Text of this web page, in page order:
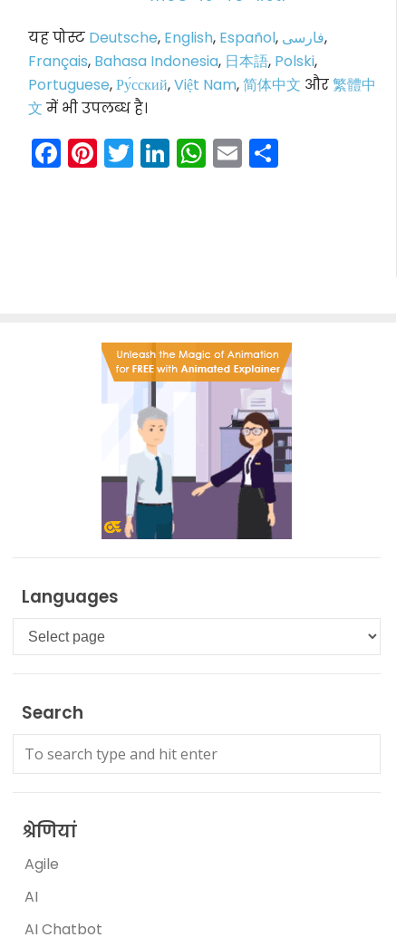
यह पोस्ट Deutsche, English, Español, فارسی,
Français, Bahasa Indonesia, 日本語, Polski,
Portuguese,Ру́сский,Việt Nam,简体中文 और繁體中
文 में भी उपलब्ध है।
Facebook
Pinterest
Twitter
LinkedIn
WhatsApp
Email
Languages
Languages
Search
श्रेणियां
Agile
AI
AI Chatbot